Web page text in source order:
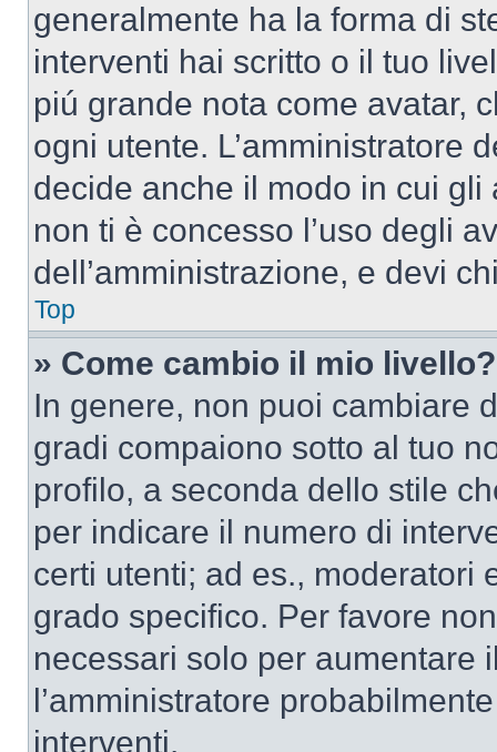
generalmente ha la forma di
interventi hai scritto o il tuo
piú grande nota come avatar,
ogni utente. L’amministratore
decide anche il modo in cui
non ti è concesso l’uso degli
dell’amministrazione, e devi
Top
» Come cambio il mio livello?
In genere, non puoi cambiare
gradi compaiono sotto al tuo
profilo, a seconda dello stile
per indicare il numero di
certi utenti; ad es., moderatori
grado specifico. Per favore
necessari solo per aumentare
l’amministratore
interventi.